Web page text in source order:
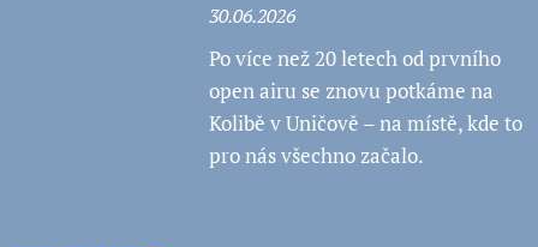
30.06.2026
Po více než 20 letech od prvního
open airu se znovu potkáme na
Kolibě v Uničově – na místě, kde to
pro nás všechno začalo.